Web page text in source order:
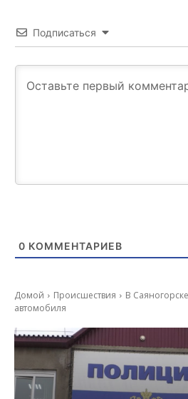
Подписаться
0 КОММЕНТАРИЕВ